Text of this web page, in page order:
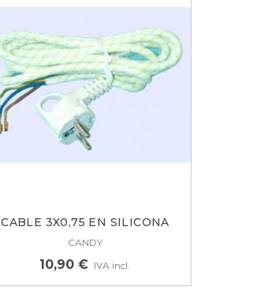
CABLE 3X0,75 EN SILICONA
SCHUKO...
CANDY
10,90 € IVA incl.